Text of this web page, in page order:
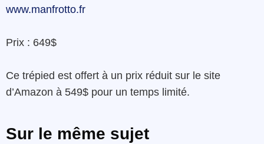
www.manfrotto.fr
Prix : 649$
Ce trépied est offert à un prix réduit sur le site
d’Amazon à 549$ pour un temps limité.
Sur le même sujet